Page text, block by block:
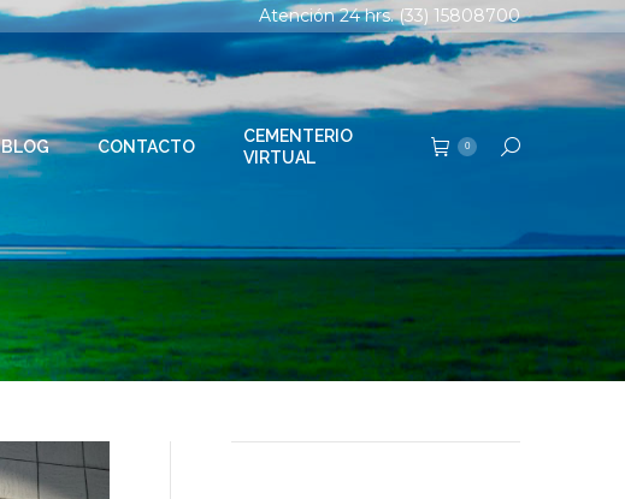
Atención 24 hrs. (33) 15808700
BLOG CONTACTO
CEMENTERIO
VIRTUAL
0 Buscar:
CEMENTERIO
VIRTUAL
0 Buscar: